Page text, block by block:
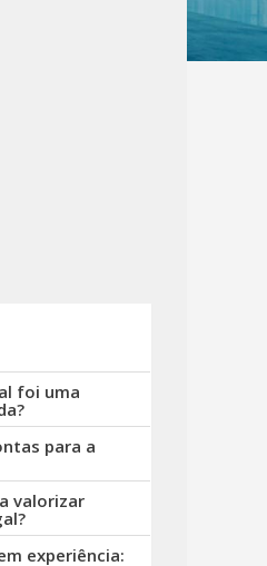
foi uma
para a
valorizar
experiência: